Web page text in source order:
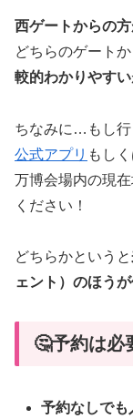
西ゲートからの
どちらのゲート
較的わかりやすい
ちなみに…もし行
公式アプリ もし
万博会場内の現
ください！
どちらかというと
ェント）のほう
🤔予約は必
予約なしでも